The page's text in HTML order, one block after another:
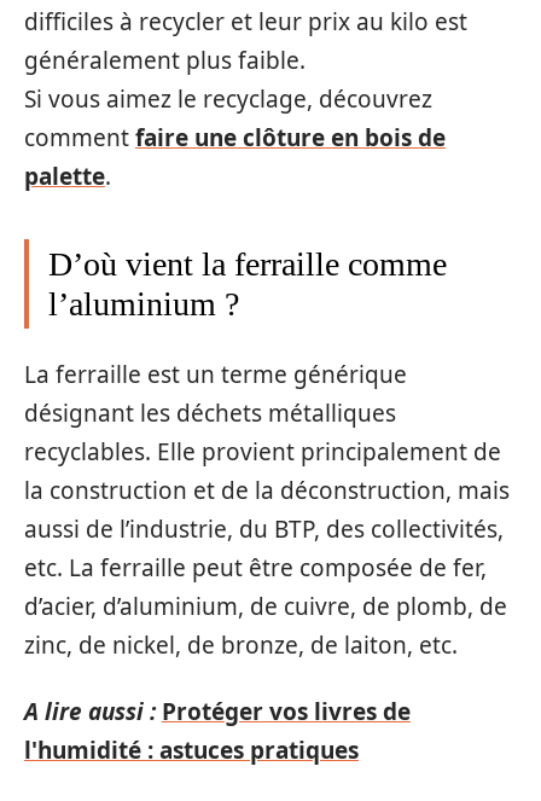
difficiles à recycler et leur prix au kilo est
généralement plus faible.
Si vous aimez le recyclage, découvrez
commentfaire une clôture en bois de
palette.
D’où vient la ferraille comme
l’aluminium ?
La ferraille est un terme générique
désignant les déchets métalliques
recyclables. Elle provient principalement de
la construction et de la déconstruction, mais
aussi de l’industrie, du BTP, des collectivités,
etc. La ferraille peut être composée de fer,
d’acier, d’aluminium, de cuivre, de plomb, de
zinc, de nickel, de bronze, de laiton, etc.
A lire aussi : Protéger vos livres de
l'humidité : astuces pratiques